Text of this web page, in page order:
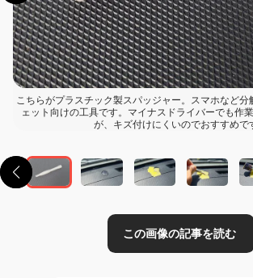
こちらがプラスチック製スパッジャー。スマホなど分
ェット向けの工具です。マイナスドライバーでも作
が、キズ付けにくいのでおすすめで
この画像の記事を読む